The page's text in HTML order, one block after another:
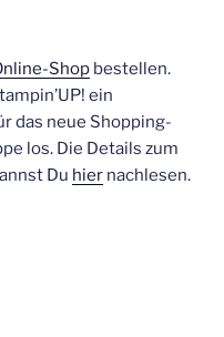
Shop bestellen.
ein
das neue Shopping-
los. Die Details zum
Du hier nachlesen.